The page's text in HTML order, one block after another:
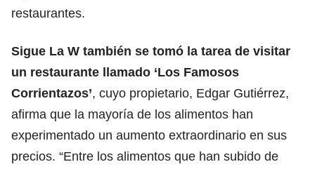
restaurantes.
Sigue La W también se tomó la tarea de visitar
un restaurante llamado ‘Los Famosos
Corrientazos’, cuyo propietario, Edgar Gutiérrez,
afirma que la mayoría de los alimentos han
experimentado un aumento extraordinario en sus
precios. “Entre los alimentos que han subido de